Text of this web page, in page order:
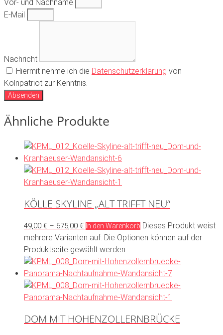
Vor- und Nachname
E-Mail
Nachricht
Hiermit nehme ich die Datenschutzerklärung von
Kölnpatriot zur Kenntnis.
Absenden
Ähnliche Produkte
KÖLLE SKYLINE „ALT TRIFFT NEU“
49,00 € – 675,00 € In den Warenkorb Dieses Produkt weist
mehrere Varianten auf. Die Optionen können auf der
Produktseite gewählt werden
DOM MIT HOHENZOLLERNBRÜCKE